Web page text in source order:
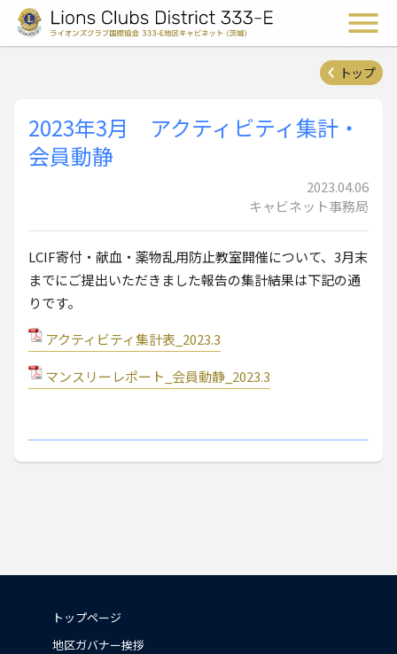
ライオンズクラ
トップ
2023年3月 アクティビティ集計・
会員動静
2023.04.06
キャビネット事務局
LCIF寄付・献血・薬物乱用防止教室開催について、3月末
までにご提出いただきました報告の集計結果は下記の通
りです。
アクティビティ集計表_2023.3
マンスリーレポート_会員動静_2023.3
トップページ
地区ガバナー挨拶